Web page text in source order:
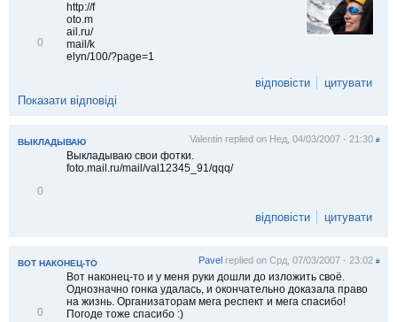
т
и
0
http://f
oto.m
ail.ru/
mail/k
elyn/100/?page=1
відповісти
цитувати
Показати відповіді
ВЫКЛАДЫВАЮ Valentin replied on Нед, 04/03/2007 - 21:30 #
и
0
Выкладываю свои фотки.
foto.mail.ru/mail/val12345_91/qqq/
відповісти цитувати
ВОТ НАКОНЕЦ-ТО Pavel replied on Срд, 07/03/2007 - 23:02 #
0
Вот наконец-то и у меня руки дошли до изложить своё.
Однозначно гонка удалась, и окончательно доказала право
на жизнь. Организаторам мега респект и мега спасибо!
Погоде тоже спасибо :)